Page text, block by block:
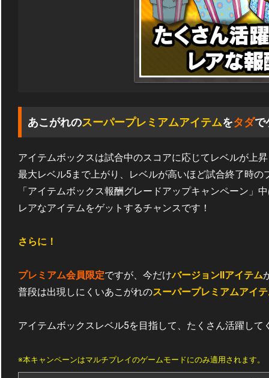
あこがれのスーパープレミアムアイテムをタダで
アイテムボックスは試合中のスコアに応じてレベルが上
最大レベル5まで上がり、レベルが高いほど試合終了時
「アイテムボックス報酬グレードアップキャンペーン」
レアなアイテムをゲットするチャンスです！
さらに！
プレミアム会員限定ですが、今だけバージョンⅡアイテム
普段は出現しにくいあこがれのスーパープレミアムアイ
アイテムボックスレベル5を目指して、たくさん活躍して
※本キャンペーンはマルチプレイのゲームモードにのみ適用されます。